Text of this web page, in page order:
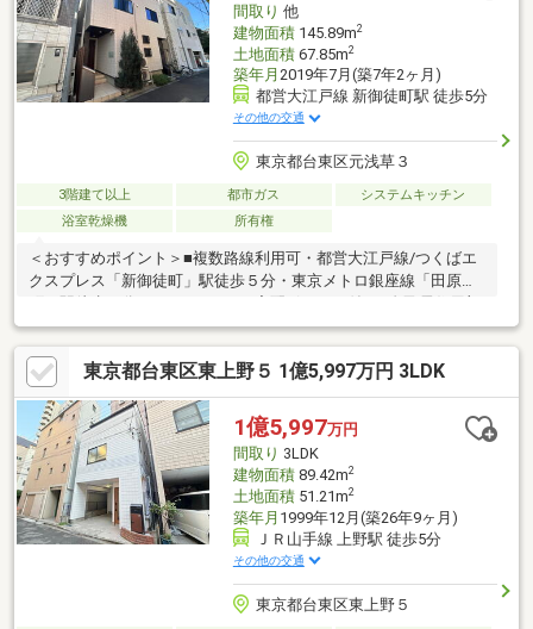
間取り 他
建物面積145.89m2
土地面積67.85m2
築年月 2019年7月(築7年2ヶ月)
都営大江戸線 新御徒町駅 徒歩5分
その他の交通
東京都台東区元浅草３
3階建て以上 都市ガス
システムキッチン
浴室乾燥機
所有権
＜おすすめポイント＞■複数路線利用可・都営大江戸線/つくばエ
クスプレス「新御徒町」駅徒歩５分・東京メトロ銀座線「田原
分にペット用シャワースペース有り■低段差仕様の階段■都市ガ
ス・公営水道・本下水
東京都台東区東上野５ 1億5,997万円 3LDK
1億5,997万円
間取り 3LDK
建物面積89.42m2
土地面積51.21m2
築年月 1999年12月(築26年9ヶ月)
ＪＲ山手線 上野駅 徒歩5分
その他の交通
東京都台東区東上野５